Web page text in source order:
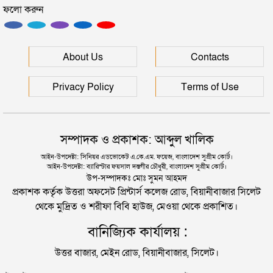
সিলেটের মাস্টারপ্ল্যান বাস্তবায়নে ঢাকায় উচ্চপর্যায়ে যা হল
দুই তরুণীকে তুলে নিয়ে ধর্ষণ, ৬ যুবককে যে শাস্তি দিলে
আদালত
যুক্তরাজ্যে বাংলাদেশিদের মধ্যে ৯৫ শতাংশই সিলেটি
সিলেটে বিচার নিয়ে হতাশ ৬ শহীদ পরিবার
রাজধানীর মাদারটেক থেকে তরুণীর খণ্ডিত মাথা ও দুই হাত
উদ্ধার
দিল্লিতে শেখ হাসিনার বক্তব্য দেওয়া নিয়ে পররাষ্ট্র
মন্ত্রণালয়ের ক্ষোভ
সিলেটের সাবেক মন্ত্রী-এমপিরা কে কোথায়?
জুলাই আন্দোলন ছাত্র-জনতার বীরত্বের স্মারকস্তম্ভ:
বিয়ানীবাজারের ইউএনও
ফলো করুন
About Us Contacts
Privacy Policy Terms of Use
সম্পাদক ও প্রকাশক: আব্দুল খালিক
আইন-উপদেষ্টা: সিনিয়র এডভোকেট এ.কে.এম. ফয়েজ, বাংলাদেশ সুপ্রীম কোর্ট।
আইন-উপদেষ্টা: ব্যারিস্টার ফয়সাল দস্তগীর চৌধুরী, বাংলাদেশ সুপ্রীম কোর্ট।
উপ-সম্পাদকঃ মোঃ সুমন আহমদ
প্রকাশক কর্তৃক উত্তরা অফসেট প্রিন্টার্স কলেজ রোড, বিয়ানীবাজার সিলেট
থেকে মুদ্রিত ও শরীফা বিবি হাউজ, মেওয়া থেকে প্রকাশিত।
বানিজ্যিক কার্যালয় :
উত্তর বাজার, মেইন রোড, বিয়ানীবাজার, সিলেট।